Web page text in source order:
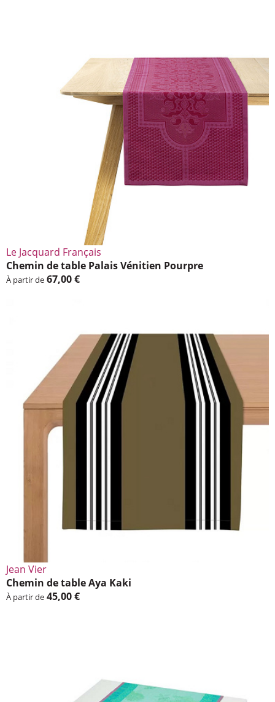
Le Jacquard Français
Chemin de table Palais Véni­tien Pourpre
À partir de 67,00 €
Jean Vier
Chemin de table Aya Kaki
À partir de 45,00 €